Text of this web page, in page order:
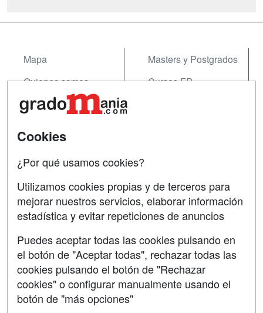
Mapa
Quienes somos
Tarifas publicidad
Masters y Postgrados
Cursos FP
Contactar
Confidencialidad
Copyleft
SÍGUENOS EN:
Cookies
¿Por qué usamos cookies?
Utilizamos cookies propias y de terceros para
mejorar nuestros servicios, elaborar información
estadística y evitar repeticiones de anuncios
Puedes aceptar todas las cookies pulsando en
el botón de "Aceptar todas", rechazar todas las
cookies pulsando el botón de "Rechazar
cookies" o configurar manualmente usando el
botón de "más opciones"